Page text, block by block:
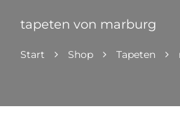
tapeten von marburg
Start Shop Tapeten